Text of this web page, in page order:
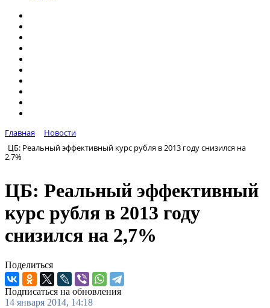
Главная
Новости
ЦБ: Реальный эффективный курс рубля в 2013 году снизился на
2,7%
ЦБ: Реальный эффективный
курс рубля в 2013 году
снизился на 2,7%
Поделиться
Подписаться на обновления
14 января 2014, 14:18